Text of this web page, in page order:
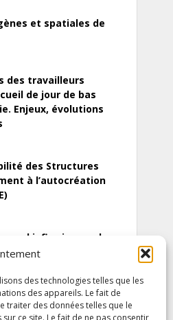
des technologies telles que les
des appareils. Le fait de
traiter des données telles que le
ce site. Le fait de ne pas consentir
et spatiales de
des travailleurs
de jour de bas
Enjeux, évolutions
des Structures
à l’autocréation
infirmier :quels
de soins pour